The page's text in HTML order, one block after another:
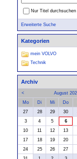
Nur Titel durchsuchen
Erweiterte Suche
Kategorien
mein VOLVO
Technik
Archiv
<
August
Mo
Di Mi Do
27
28 29 30
3
4 5 6
10
11 12 13
17
18 19 20
24
25 26 27